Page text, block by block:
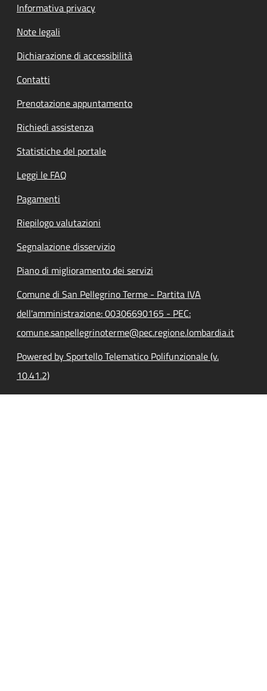
Informativa privacy
Note legali
Dichiarazione di accessibilità
Contatti
Prenotazione appuntamento
Richiedi assistenza
Statistiche del portale
Leggi le FAQ
Pagamenti
Riepilogo valutazioni
Segnalazione disservizio
Piano di miglioramento dei servizi
Comune di San Pellegrino Terme - Partita IVA
dell'amministrazione: 00306690165 - PEC:
comune.sanpellegrinoterme@pec.regione.lombardia.it
Powered by Sportello Telematico Polifunzionale (v.
10.41.2)